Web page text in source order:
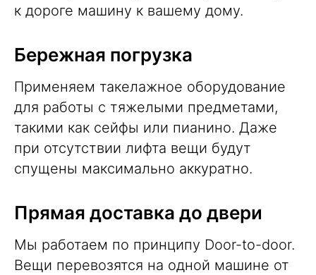
к дороге машину к вашему дому.
Бережная погрузка
Применяем такелажное оборудование
для работы с тяжелыми предметами,
такими как сейфы или пианино. Даже
при отсутствии лифта вещи будут
спущены максимально аккуратно.
Прямая доставка до двери
Мы работаем по принципу Door-to-door.
Вещи перевозятся на одной машине от